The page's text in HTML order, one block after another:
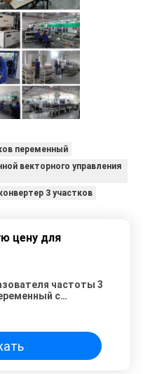
переменный
векторного управления
3 участков
цену для
частоты 3
с